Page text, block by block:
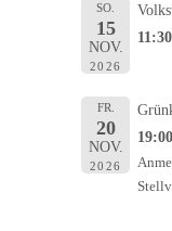
SO.
15
NOV.
2026
11:30
FR.
20
NOV.
2026
19:00